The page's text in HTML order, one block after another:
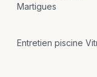
Martigues
Entretien piscine